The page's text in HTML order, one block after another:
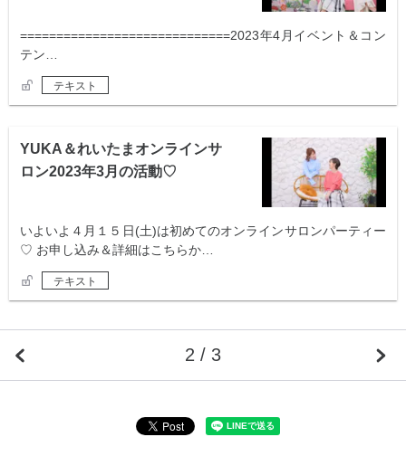
=============================2023年4月イベント＆コン
テン…
テキスト
YUKA＆れいたまオンラインサ
ロン2023年3月の活動♡
いよいよ４月１５日(土)は初めてのオンラインサロンパーティー
♡ お申し込み＆詳細はこちらか…
テキスト
2 / 3